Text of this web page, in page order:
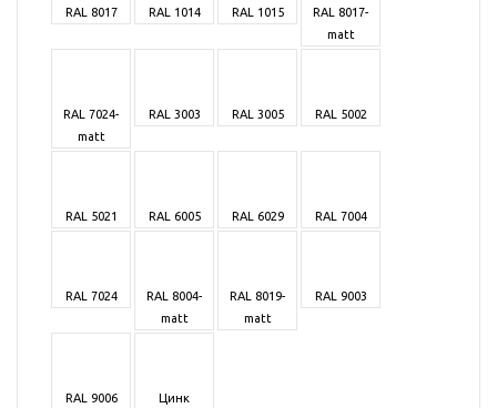
RAL 8017 RAL 1014 RAL 1015
RAL 8017-
matt
RAL 7024-
matt
RAL 3003 RAL 3005 RAL 5002
RAL 5021 RAL 6005 RAL 6029 RAL 7004
RAL 7024
RAL 8004-
matt
RAL 8019-
matt
RAL 9003
RAL 9006 Цинк